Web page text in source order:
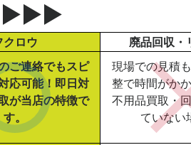
▶▶▶
クロウ 廃品回収・
ご連絡でもスピ
応可能！即日対
が当店の特徴で
す。
現場での見積
整で時間がか
不用品買取・
ていない